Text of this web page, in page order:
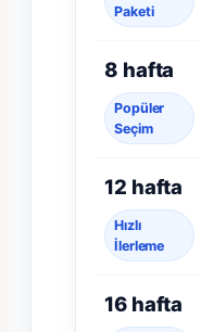
Paketi
8 hafta
Popüler
Seçim
12 hafta
Hızlı
İlerleme
16 hafta